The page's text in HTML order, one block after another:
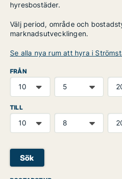
hyresbostäder.
Välj period, område och
marknadsutvecklingen.
Se alla nya rum att hyra i
FRÅN
TILL
Sök